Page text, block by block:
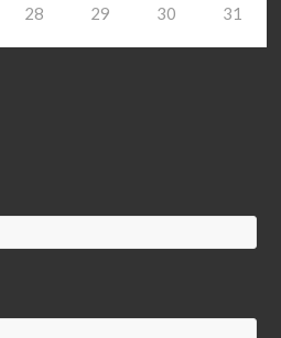
28 29 30 31